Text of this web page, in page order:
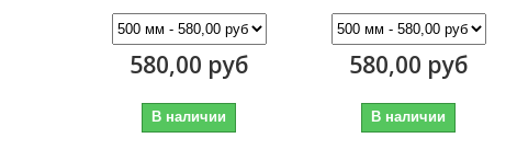
580,00 руб
В наличии
580,00 руб
В наличии